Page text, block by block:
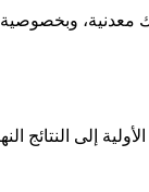
معدنية،